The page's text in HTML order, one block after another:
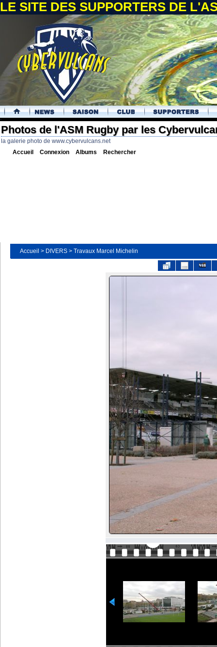
LE SITE DES SUPPORTERS DE
.
Photos de l'ASM Rugby par les
la galerie photo de www.cybervulcans.net
Accueil Connexion Albums Rechercher
Accueil > DIVERS > Travaux Marcel Michelin